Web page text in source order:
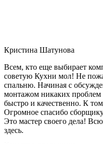
Кристина Шатунова
Всем, кто еще выбирает
советую Кухни мол! Не
спальню. Начиная с
монтажом никаких проблем
быстро и качественно. К
Огромное спасибо
Это мастер своего дела!
здесь.